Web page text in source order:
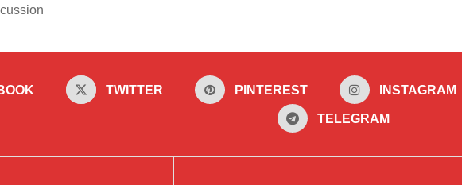
TWITTER PINTEREST INSTAGRAM
TELEGRAM